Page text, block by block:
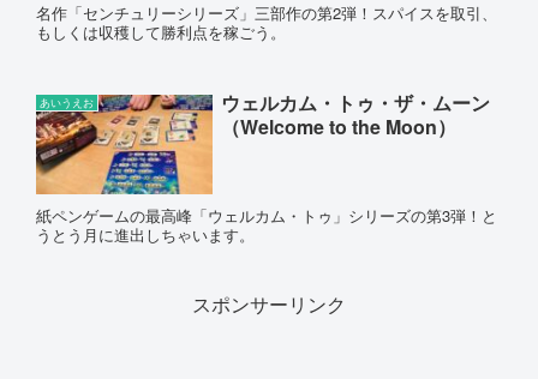
名作「センチュリーシリーズ」三部作の第2弾！スパイスを取引、
もしくは収穫して勝利点を稼ごう。
あいうえお
ウェルカム・トゥ・ザ・ムーン
（Welcome to the Moon）
紙ペンゲームの最高峰「ウェルカム・トゥ」シリーズの第3弾！と
うとう月に進出しちゃいます。
スポンサーリンク